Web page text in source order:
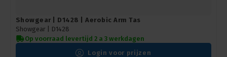
Showgear | D1428 | Aerobic Arm Tas
Showgear |
D1428
Op voorraad levertijd 2 a 3 werkdagen
Login voor prijzen